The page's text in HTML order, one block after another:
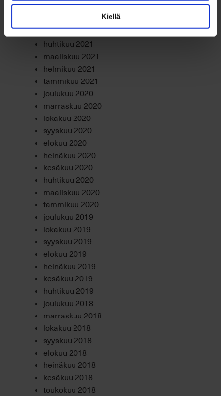
Kiellä
heinäkuu 2021
toukokuu 2021
huhtikuu 2021
maaliskuu 2021
helmikuu 2021
tammikuu 2021
joulukuu 2020
marraskuu 2020
lokakuu 2020
syyskuu 2020
elokuu 2020
heinäkuu 2020
kesäkuu 2020
huhtikuu 2020
maaliskuu 2020
tammikuu 2020
joulukuu 2019
lokakuu 2019
syyskuu 2019
elokuu 2019
heinäkuu 2019
kesäkuu 2019
huhtikuu 2019
joulukuu 2018
marraskuu 2018
lokakuu 2018
syyskuu 2018
elokuu 2018
heinäkuu 2018
kesäkuu 2018
toukokuu 2018